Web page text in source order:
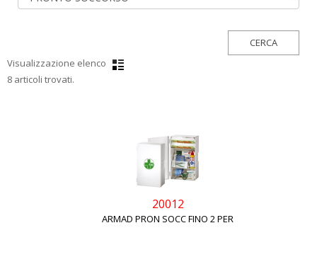
Visualizzazione elenco
8 articoli trovati.
20012
ARMAD PRON SOCC FINO 2 PER